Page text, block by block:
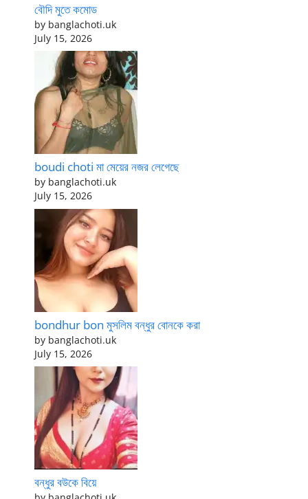
বৌদি মুতে কমোড
by banglachoti.uk
July 15, 2026
boudi choti মা মেয়ের নজর লেগেছে
by banglachoti.uk
July 15, 2026
bondhur bon মুসলিম বন্ধুর বোনকে করা
by banglachoti.uk
July 15, 2026
বন্ধুর বউকে বিয়ে